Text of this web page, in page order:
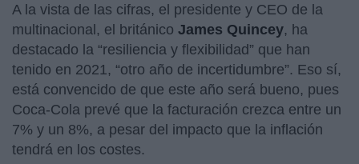
A la vista de las cifras, el presidente y CEO de la
multinacional, el británico James Quincey, ha
destacado la “resiliencia y flexibilidad” que han
tenido en 2021, “otro año de incertidumbre”. Eso sí,
está convencido de que este año será bueno, pues
Coca-Cola prevé que la facturación crezca entre un
7% y un 8%, a pesar del impacto que la inflación
tendrá en los costes.